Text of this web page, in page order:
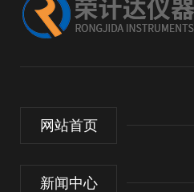
网站首页
新闻中心